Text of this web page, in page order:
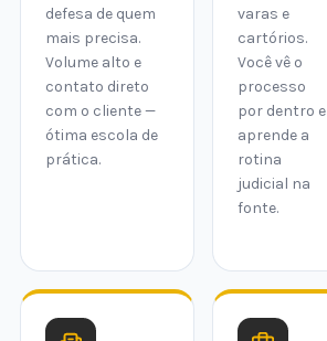
defesa de quem
mais precisa.
Volume alto e
contato direto
com o cliente —
ótima escola de
prática.
varas e
cartórios.
Você vê o
processo
por dentro e
aprende a
rotina
judicial na
fonte.